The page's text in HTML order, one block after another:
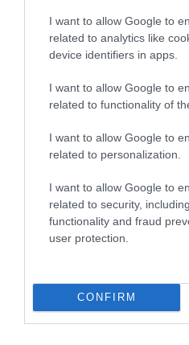
I want to allow Google to
related to analytics like
device identifiers in apps.
I want to allow Google to
related to functionality of
I want to allow Google to
related to personalization.
I want to allow Google to
related to security,
functionality and fraud
user protection.
CONFIRM
vezette az
piacát
A múlt hónap
117 510-re
forgalomba
adatokhoz képest
House. Különösen
negyedév 16,1
forgalombővülése